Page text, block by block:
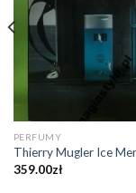
PERFUMY
Thierry Mugler Ice
359.00zł